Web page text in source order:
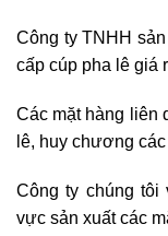
Công ty TNHH
cấp cúp pha lê giá
Các mặt hàng liên
lê, huy chương
Công ty chúng tôi
vực sản xuất các